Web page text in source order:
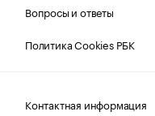
Вопросы и ответы
Политика Cookies РБК
Контактная информация